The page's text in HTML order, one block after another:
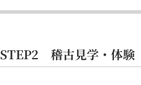
STEP2 稽古見学・体験